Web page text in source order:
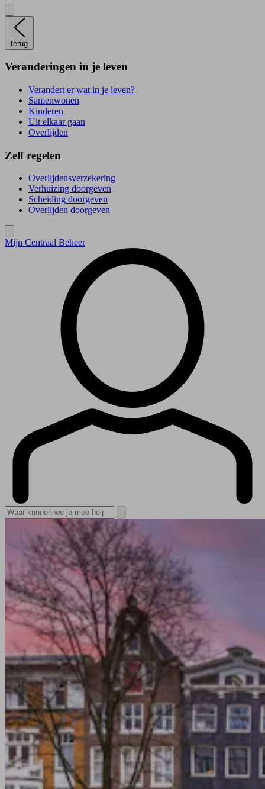
terug
Veranderingen in je leven
Verandert er wat in je leven?
Samenwonen
Kinderen
Uit elkaar gaan
Overlijden
Zelf regelen
Overlijdensverzekering
Verhuizing doorgeven
Scheiding doorgeven
Overlijden doorgeven
Mijn Centraal Beheer